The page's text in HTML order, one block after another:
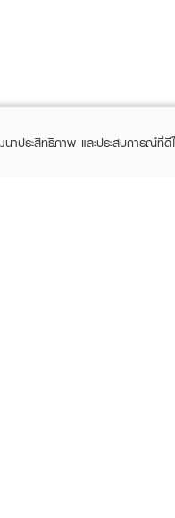
นาประสิทธิภาพ และประสบการณ์ที่